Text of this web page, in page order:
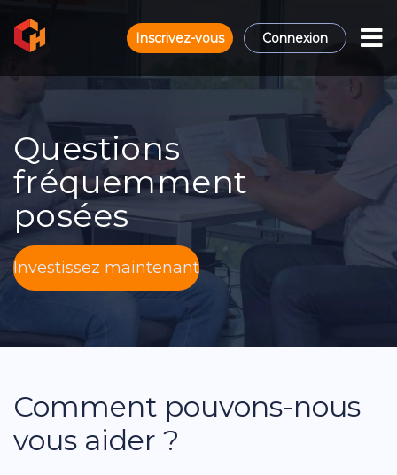
Inscrivez-vous Connexion
Questions
fréquemment
posées
Investissez maintenant
Comment pouvons-nous
vous aider ?